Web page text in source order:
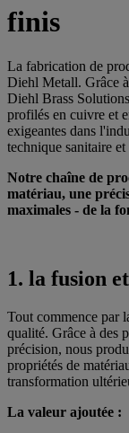
finis
La fabrication de
Diehl Metall. Grâce
Diehl Brass
profilés en cuivre et
exigeantes dans
technique sanitaire
Notre chaîne de
matériau, une
maximales - de la
1. la fusion
Tout commence par
qualité. Grâce à des
précision, nous
propriétés de
transformation
La valeur ajoutée :